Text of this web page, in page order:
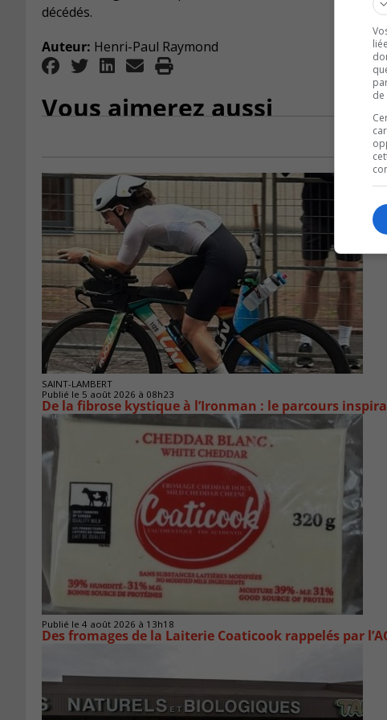
décédés.
Auteur: Henri-Paul Raymond
Vous aimerez aussi
SAINT-LAMBERT
Publié le 5 août 2026 à 08h23
De la fibrose kystique à l’Ironman : le parcours
Publié le 4 août 2026 à 13h18
Des fromages de la Laiterie Coaticook rappelés par
de